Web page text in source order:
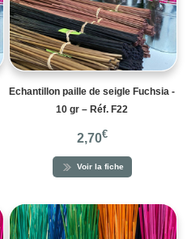
Echantillon paille de seigle Fuchsia -
10 gr – Réf. F22
2,70€
Voir la fiche